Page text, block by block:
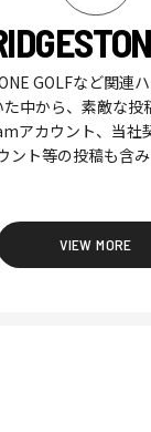
GOLFなど関連
中から、素敵な投
アカウント、当
ント等の投稿も含み
VIEW MORE